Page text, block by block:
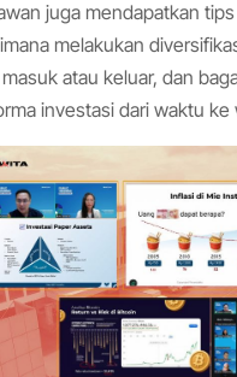
juga mendapatkan
melakukan
atau keluar, dan
investasi dari waktu ke